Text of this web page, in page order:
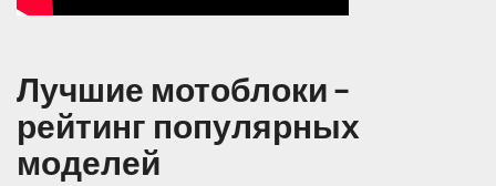
Лучшие мотоблоки –
рейтинг популярных
моделей